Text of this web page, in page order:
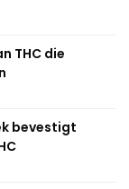
THC die
bevestigt